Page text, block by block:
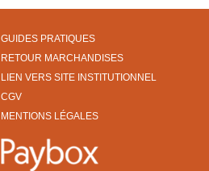
GUIDES PRATIQUES
RETOUR MARCHANDISES
LIEN VERS SITE INSTITUTIONNEL
CGV
MENTIONS LÉGALES